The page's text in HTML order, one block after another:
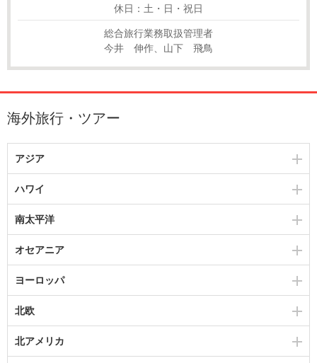
休日：土・日・祝日
総合旅行業務取扱管理者
今井 伸作、山下 飛鳥
海外旅行・ツアー
アジア
ハワイ
南太平洋
オセアニア
ヨーロッパ
北欧
北アメリカ